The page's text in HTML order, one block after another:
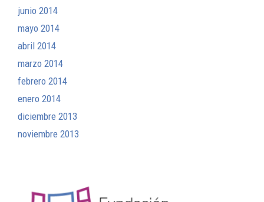
junio 2014
mayo 2014
abril 2014
marzo 2014
febrero 2014
enero 2014
diciembre 2013
noviembre 2013